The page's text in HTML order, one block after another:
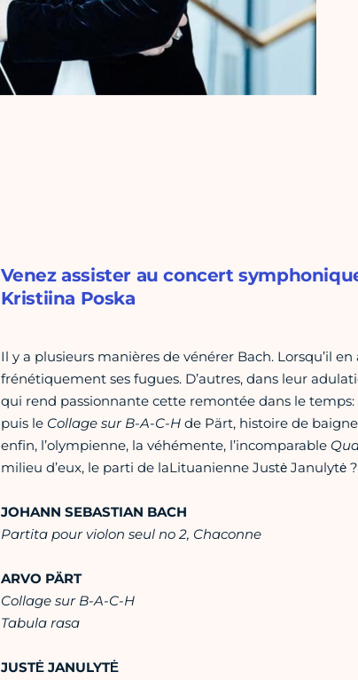
Venez assister au concert
Kristiina Poska
Il y a plusieurs manières de vénérer Bach. Lorsqu’il
frénétiquement ses fugues. D’autres, dans leur
qui rend passionnante cette remontée dans le temps:
puis le Collage sur B-A-C-H de Pärt, histoire de
enfin, l’olympienne, la véhémente, l’incomparable
milieu d’eux, le parti de laLituanienne Justė Janulytė ?
JOHANN SEBASTIAN BACH
Partita pour violon seul no 2, Chaconne
ARVO PÄRT
Collage sur B-A-C-H
Tabula rasa
JUSTĖ JANULYTĖ